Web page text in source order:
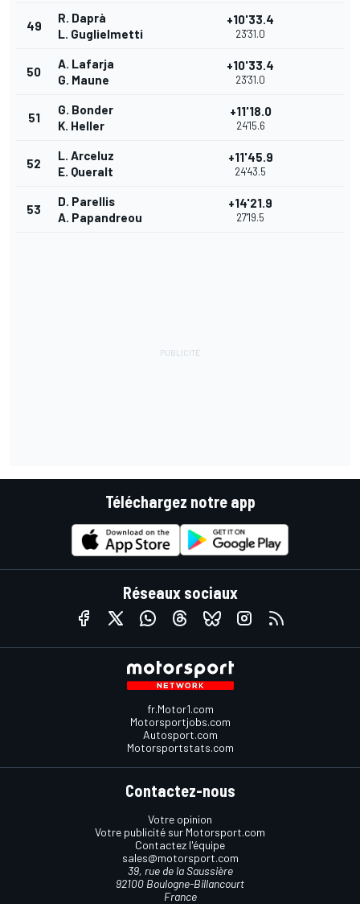
49
R. Daprà
L. Guglielmetti
+10'33.4
23'31.0
50
A. Lafarja
G. Maune
+10'33.4
23'31.0
51
G. Bonder
K. Heller
+11'18.0
24'15.6
52
L. Arceluz
E. Queralt
+11'45.9
24'43.5
53
D. Parellis
A. Papandreou
+14'21.9
27'19.5
Téléchargez notre app
Réseaux sociaux
fr.Motor1.com
Motorsportjobs.com
Autosport.com
Motorsportstats.com
Contactez-nous
Votre opinion
Votre publicité sur Motorsport.com
Contactez l'équipe
sales@motorsport.com
39, rue de la Saussière
92100 Boulogne-Billancourt
France